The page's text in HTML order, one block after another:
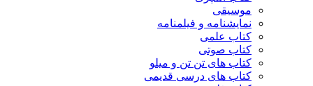
موسیقی
نمایشنامه و فیلمنامه
کتاب علمی
کتاب صوتی
کتاب های تن تن و میلو
کتاب های درسی قدیمی